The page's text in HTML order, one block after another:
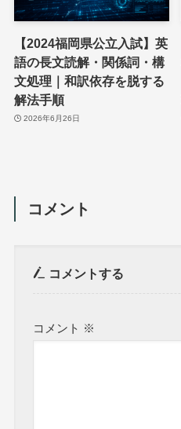
【2024福岡県公立入試】英
語の長文読解・関係詞・構
文処理｜和訳依存を脱する
解法手順
2026年6月26日
コメント
コメントする
コメント ※